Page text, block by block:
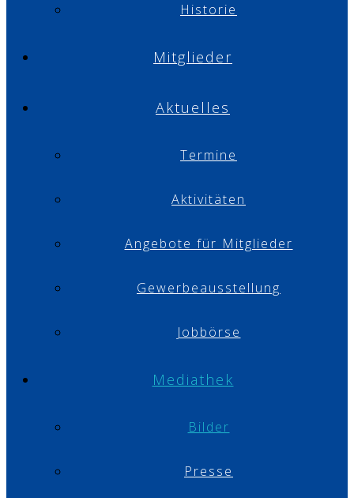
Historie
Mitglieder
Aktuelles
Termine
Aktivitäten
Angebote für Mitglieder
Gewerbeausstellung
Jobbörse
Mediathek
Bilder
Presse